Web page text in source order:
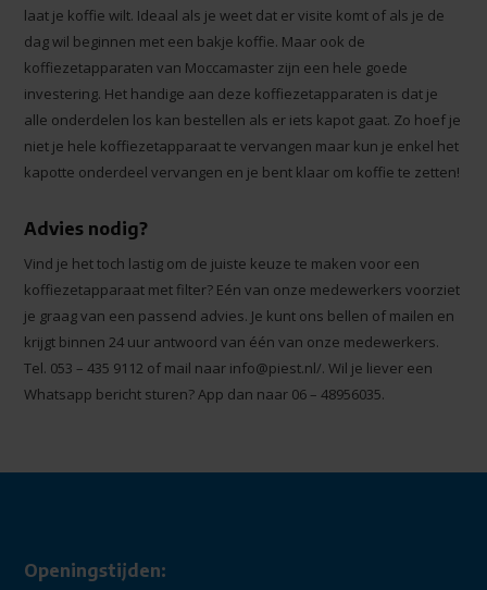
laat je koffie wilt. Ideaal als je weet dat er visite komt of als je de
dag wil beginnen met een bakje koffie. Maar ook de
koffiezetapparaten van Moccamaster zijn een hele goede
investering. Het handige aan deze koffiezetapparaten is dat je
alle onderdelen los kan bestellen als er iets kapot gaat. Zo hoef je
niet je hele koffiezetapparaat te vervangen maar kun je enkel het
kapotte onderdeel vervangen en je bent klaar om koffie te zetten!
Advies nodig?
Vind je het toch lastig om de juiste keuze te maken voor een
koffiezetapparaat met filter? Eén van onze medewerkers voorziet
je graag van een passend advies. Je kunt ons bellen of mailen en
krijgt binnen 24 uur antwoord van één van onze medewerkers.
Tel. 053 – 435 9112 of mail naar info@piest.nl/. Wil je liever een
Whatsapp bericht sturen? App dan naar 06 – 48956035.
Openingstijden: